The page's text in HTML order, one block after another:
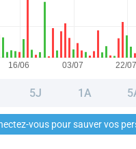
5J 1A
vous pour sauver vos